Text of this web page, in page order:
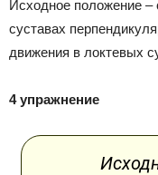
Исходное положение –
суставах
движения в локтевых
4 упражнение